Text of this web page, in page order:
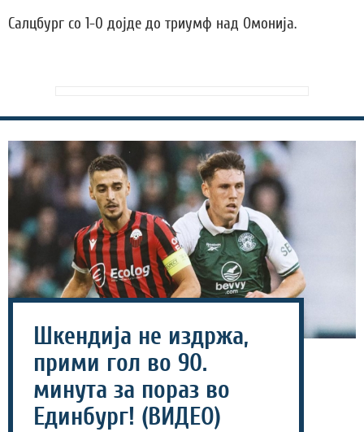
Салцбург со 1-0 дојде до триумф над Омонија.
Шкендија не издржа,
прими гол во 90.
минута за пораз во
Единбург! (ВИДЕО)